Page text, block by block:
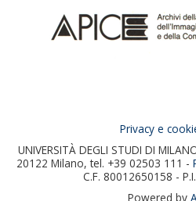
Privacy e
UNIVERSITÀ DEGLI STUDI DI
20122 Milano, tel. +39 02503 111 -
C.F. 80012650158 -
Powered by